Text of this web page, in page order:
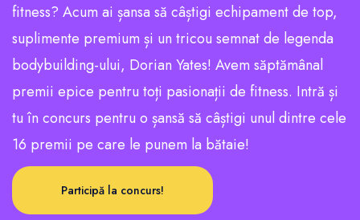
fitness? Acum ai șansa să câștigi echipament de top,
suplimente premium și un tricou semnat de legenda
bodybuilding-ului, Dorian Yates! Avem săptămânal
premii epice pentru toți pasionații de fitness. Intră și
tu în concurs pentru o șansă să câștigi unul dintre cele
16 premii pe care le punem la bătaie!
Participă la concurs!